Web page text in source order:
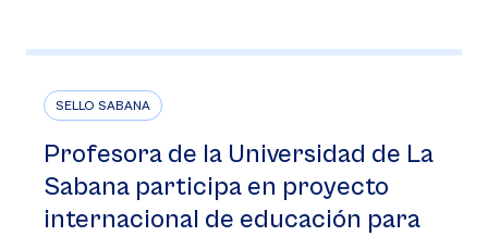
SELLO SABANA
Profesora de la Universidad de La
Sabana participa en proyecto
internacional de educación para